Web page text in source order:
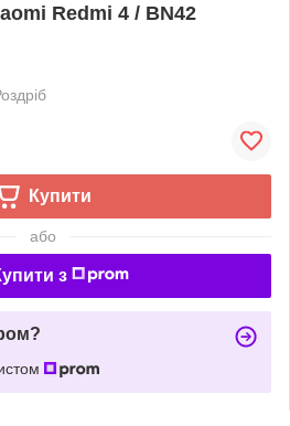
Redmi 4 / BN42
Купити
або
з